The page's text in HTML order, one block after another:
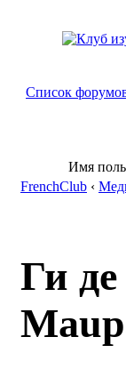
Список
Имя
FrenchClub ‹
Ги